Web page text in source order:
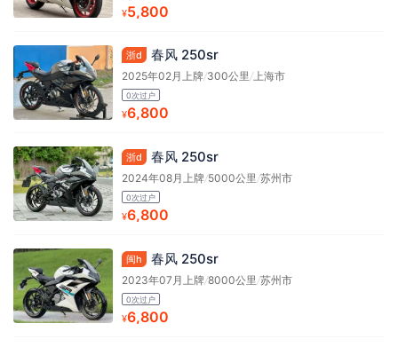
¥5,800
浙d 春风 250sr
2025年02月上牌/300公里/上海市
0次过户
¥6,800
浙d 春风 250sr
2024年08月上牌/5000公里/苏州市
0次过户
¥6,800
闽h 春风 250sr
2023年07月上牌/8000公里/苏州市
0次过户
¥6,800